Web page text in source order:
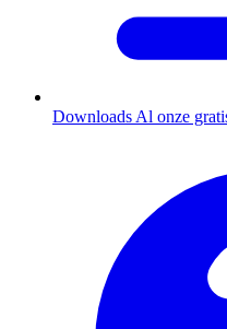
Downloads Al onze